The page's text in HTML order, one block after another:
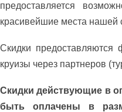
предоставляется
красивейшие места нашей
Скидки
круизы через партнеров
Скидки действующие в
быть оплачены в